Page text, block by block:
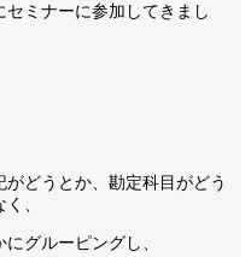
ミナーに参加してきまし
どうとか、勘定科目がどう
、
グルーピングし、